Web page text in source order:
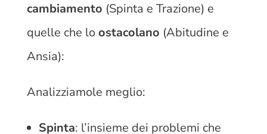
cambiamento (Spinta e Trazione) e
quelle che loostacolano (Abitudine e
Ansia):
Analizziamole meglio:
Spinta: l’insieme dei problemi che